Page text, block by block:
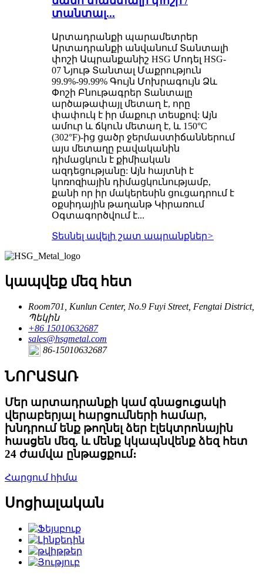
տանտալ...
Արտադրանքի պարամետրեր
Արտադրանքի անվանում Տանտալի
փոշի Ապրանքանիշ HSG Մոդել HSG-
07 Նյութ Տանտալ Մաքրություն
99.9%-99.99% Գույն Մոխրագույն Ձև
Փոշի Բնութագրեր Տանտալը
արծաթափայլ մետաղ է, որը
փափուկ է իր մաքուր տեսքով: Այն
ամուր և ճկուն մետաղ է, և 150°C
(302°F)-ից ցածր ջերմաստիճաններում
այս մետաղը բավականին
դիմացկուն է քիմիական
ազդեցությանը: Այն հայտնի է
կոռոզիային դիմացկունությամբ,
քանի որ իր մակերեսին ցուցադրում է
օքսիդային թաղանթ Կիրառում
Օգտագործվում է...
Տեսնել ավելի շատ ապրանքներ>
կապվեք մեզ հետ
Room701, Kunlun Center, No.9 Fuyi Street, Fengtai District,
Պեկին
+86 15010632687
sales@hsgmetal.com
86-15010632687
ՆՈՐԱՏԱՌ
Մեր արտադրանքի կամ գնացուցակի
վերաբերյալ հարցումների համար,
խնդրում ենք թողնել ձեր էլեկտրոնային
հասցեն մեզ, և մենք կկապնվենք ձեզ հետ
24 ժամվա ընթացքում։
Հարցում հիմա
Սոցիալական